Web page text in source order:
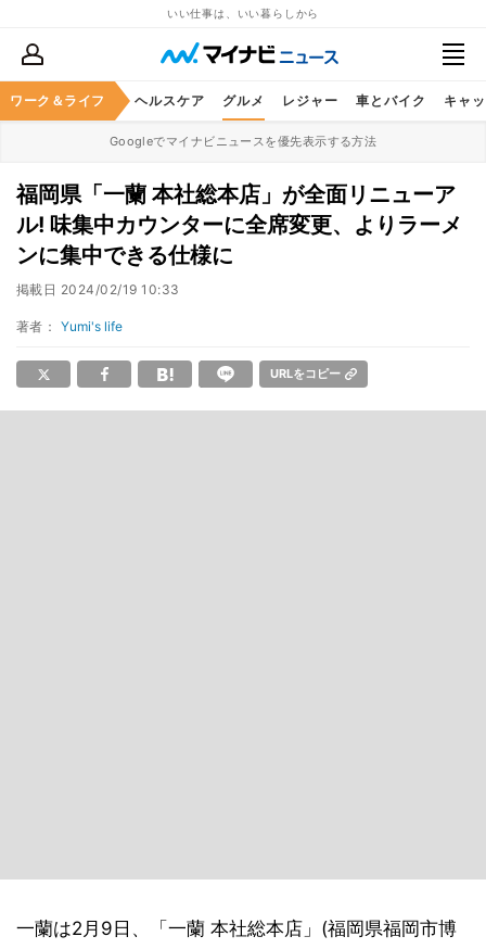
いい仕事は、いい暮らしから
ワーク＆ライフ
マネー 暮らし ヘルスケア グルメ レジャー 車とバイク キャ
Googleでマイナビニュースを優先表示する方法
福岡県「一蘭 本社総本店」が全面リニューア
ル! 味集中カウンターに全席変更、よりラーメ
ンに集中できる仕様に
掲載日 2024/02/19 10:33
著者： Yumi's life
URLをコピー
一蘭は2月9日、「一蘭 本社総本店」(福岡県福岡市博